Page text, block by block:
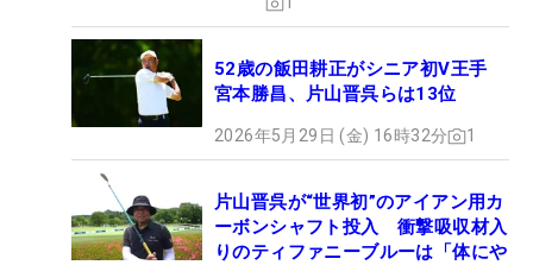
52歳の飯田耕正がシニア初V王手
宮本勝昌、片山晋呉らは13位
2026年5月29日 (金) 16時32分 1
片山晋呉が“世界初”のアイアン用カ
ーボンシャフト投入 衝撃吸収材入
りのティファニーブルーは「体にや